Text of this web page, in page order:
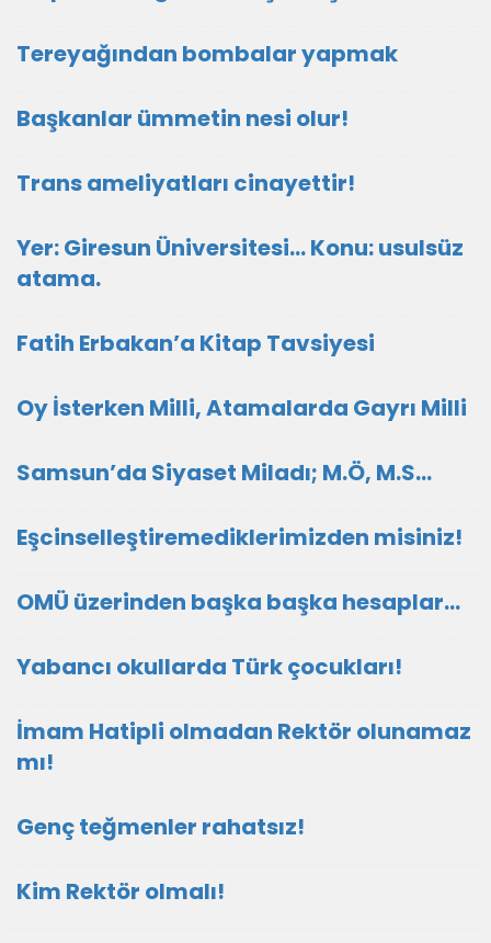
Tereyağından bombalar yapmak
Başkanlar ümmetin nesi olur!
Trans ameliyatları cinayettir!
Yer: Giresun Üniversitesi… Konu: usulsüz
atama.
Fatih Erbakan’a Kitap Tavsiyesi
Oy İsterken Milli, Atamalarda Gayrı Milli
Samsun’da Siyaset Miladı; M.Ö, M.S…
Eşcinselleştiremediklerimizden misiniz!
OMÜ üzerinden başka başka hesaplar…
Yabancı okullarda Türk çocukları!
İmam Hatipli olmadan Rektör olunamaz
mı!
Genç teğmenler rahatsız!
Kim Rektör olmalı!